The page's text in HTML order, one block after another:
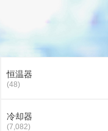
恒温器
(48)
冷却器
(7,082)